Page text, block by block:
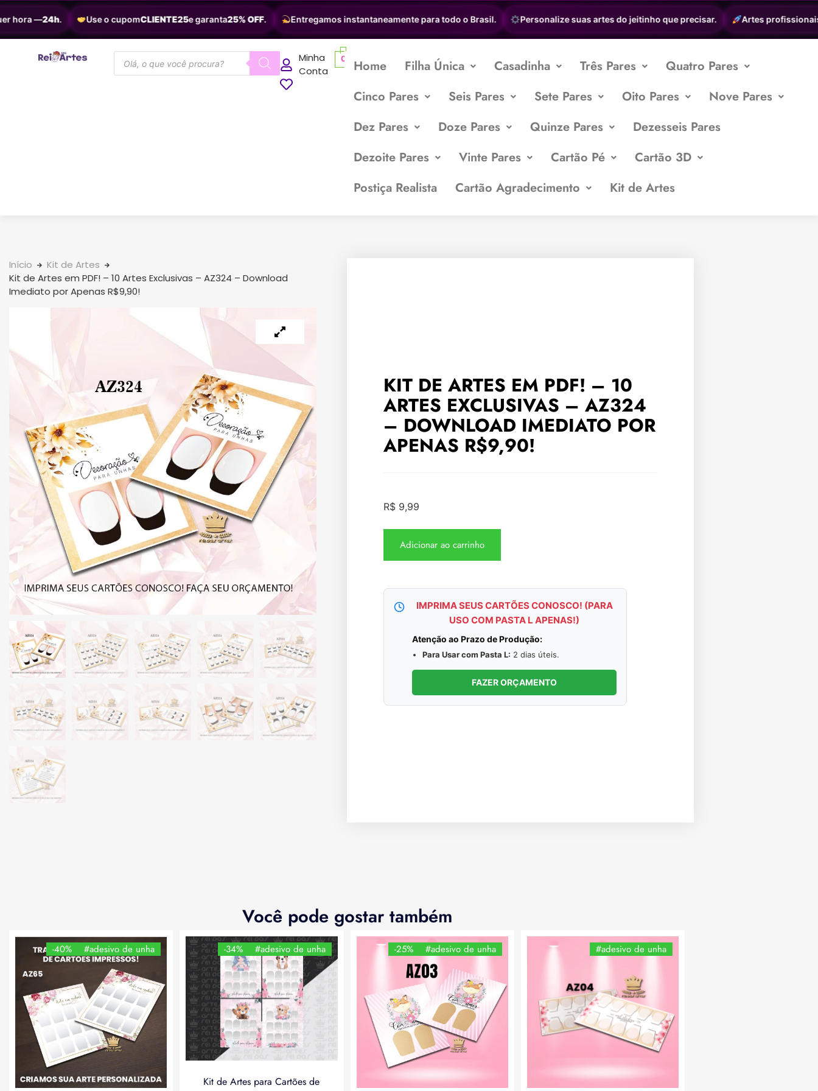
hora —24h. Use o cupomCLIENTE25e garanta25% OFF. Entregamos instantaneamente para todo o Brasil. Personalize suas artes do jeitinho que precisar. Artes profissionais
Minha
Conta
0 Home Filha Única Casadinha Três Pares
Quatro Pares
Cinco Pares
Seis Pares Sete Pares Oito Pares
Nove Pares
Dez Pares
Doze Pares Quinze Pares
Dezesseis Pares
Dezoite Pares
Vinte Pares Cartão Pé
Cartão 3D
Postiça Realista
Cartão Agradecimento Kit de Artes
Início
Kit de Artes
Kit de Artes em PDF! – 10 Artes Exclusivas – AZ324 – Download
Imediato por Apenas R$9,90!
KIT DE ARTES EM PDF! – 10
ARTES EXCLUSIVAS – AZ324
– DOWNLOAD IMEDIATO POR
APENAS R$9,90!
R$ 9,99
Adicionar ao carrinho
IMPRIMA SEUS CARTÕES CONOSCO! (PARA
USO COM PASTA L APENAS!)
Atenção ao Prazo de Produção:
Para Usar com Pasta L: 2 dias úteis.
FAZER ORÇAMENTO
Você pode gostar também
-40% #adesivo de unha -34% #adesivo de unha
Kit de Artes para Cartões de
-25% #adesivo de unha #adesivo de unha